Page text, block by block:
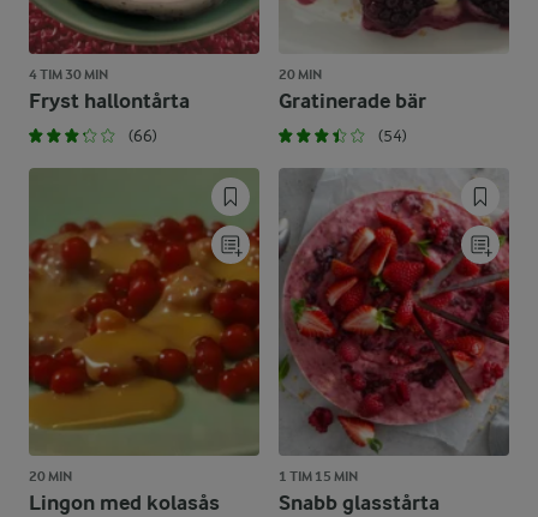
4 TIM 30 MIN
Fryst hallontårta
(66)
20 MIN
Gratinerade bär
(54)
20 MIN
Lingon med kolasås
1 TIM 15 MIN
Snabb glasstårta